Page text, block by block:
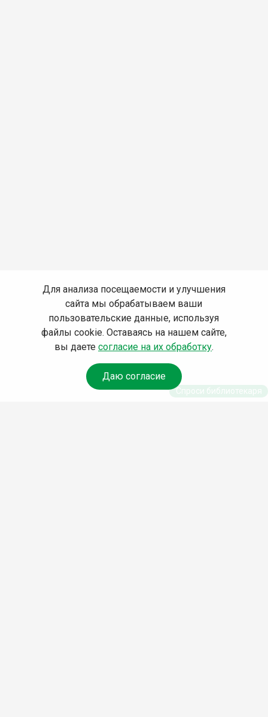
Для анализа посещаемости и улучшения
сайта мы обрабатываем ваши
пользовательские данные, используя
файлы cookie. Оставаясь на нашем сайте,
вы даете согласие на их обработку.
Даю согласие
Спроси библиотекаря